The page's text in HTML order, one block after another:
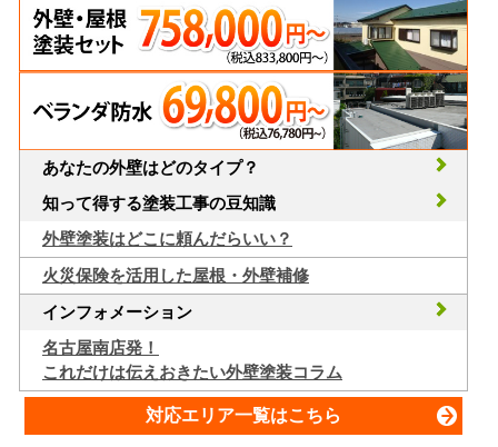
あなたの外壁はどのタイプ？
知って得する塗装工事の豆知識
外壁塗装はどこに頼んだらいい？
火災保険を活用した屋根・外壁補修
インフォメーション
名古屋南店発！
これだけは伝えおきたい外壁塗装コラム
対応エリア一覧はこちら